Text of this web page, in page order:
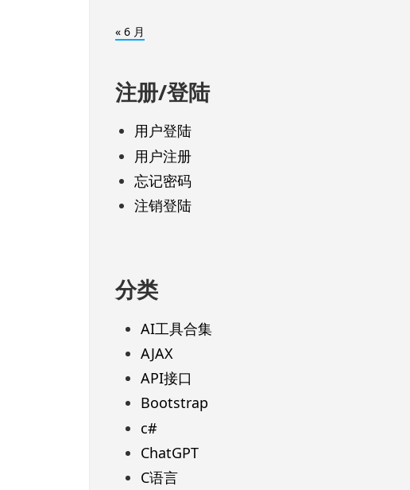
« 6 月
注册/登陆
用户登陆
用户注册
忘记密码
注销登陆
分类
AI工具合集
AJAX
API接口
Bootstrap
c#
ChatGPT
C语言